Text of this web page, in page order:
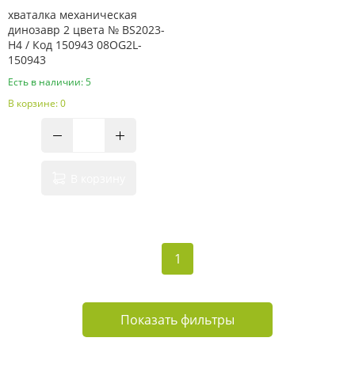
хваталка механическая
динозавр 2 цвета № BS2023-
H4 / Код 150943 08OG2L-
150943
Есть в наличии: 5
В корзине: 0
1
Показать фильтры